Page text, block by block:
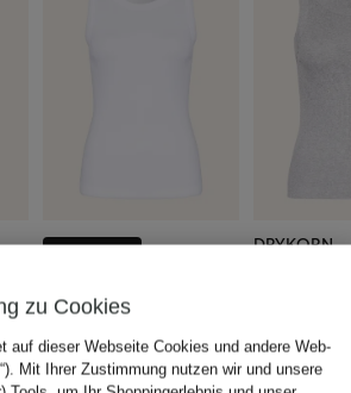
Top OLINA
44,99 €
Bestpreis:38,24 €
DRYKORN
zu Cookies
auf dieser Webseite Cookies und andere Web-
Mit Ihrer Zustimmung nutzen wir und unsere